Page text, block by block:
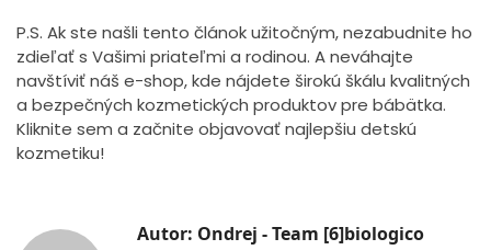
P.S. Ak ste našli tento článok užitočným, nezabudnite ho
zdieľať s Vašimi priateľmi a rodinou. A neváhajte
navštíviť náš e-shop, kde nájdete širokú škálu kvalitných
a bezpečných kozmetických produktov pre bábätka.
Kliknite sem a začnite objavovať najlepšiu detskú
kozmetiku!
Autor: Ondrej - Team [6]biologico